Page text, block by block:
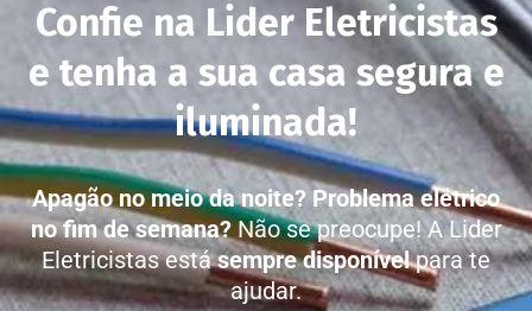
Confie na Lider Eletricistas
e tenha a sua casa segura e
iluminada!
Apagão no meio da noite? Problema elétrico
no fim de semana?Não se preocupe! A Lider
Eletricistas estásempre disponívelpara te
ajudar.